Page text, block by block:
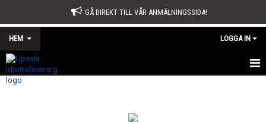
GÅ DIREKT TILL VÅR ANMÄLNINGSSIDA!
HEM LOGGA IN
START